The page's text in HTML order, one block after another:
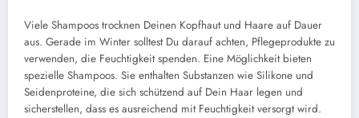
Viele Shampoos trocknen Deinen Kopfhaut und Haare auf Dauer
aus. Gerade im Winter solltest Du darauf achten, Pflegeprodukte zu
verwenden, die Feuchtigkeit spenden. Eine Möglichkeit bieten
spezielle Shampoos. Sie enthalten Substanzen wie Silikone und
Seidenproteine, die sich schützend auf Dein Haar legen und
sicherstellen, dass es ausreichend mit Feuchtigkeit versorgt wird.